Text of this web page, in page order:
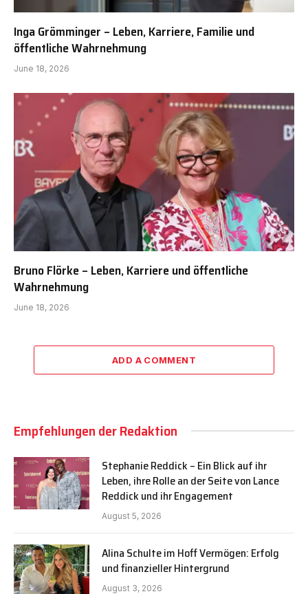
Inga Grömminger – Leben, Karriere, Familie und
öffentliche Wahrnehmung
June 18, 2026
Bruno Flörke – Leben, Karriere und öffentliche
Wahrnehmung
June 18, 2026
ADD A COMMENT
Empfehlungen der Redaktion
Stephanie Reddick – Ein Blick auf ihr
Leben, ihre Rolle an der Seite von Lance
Reddick und ihr Engagement
August 5, 2026
Alina Schulte im Hoff Vermögen: Erfolg
und finanzieller Hintergrund
August 3, 2026